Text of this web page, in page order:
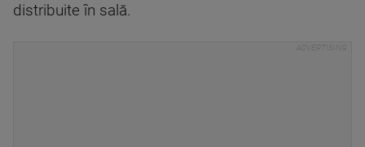
distribuite în sală.